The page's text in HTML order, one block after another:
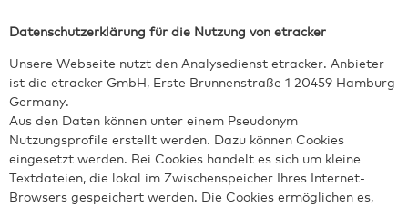
Datenschutzerklärung für die Nutzung von etracker
Unsere Webseite nutzt den Analysedienst etracker. Anbieter
ist die etracker GmbH, Erste Brunnenstraße 1 20459 Hamburg
Germany.
Aus den Daten können unter einem Pseudonym
Nutzungsprofile erstellt werden. Dazu können Cookies
eingesetzt werden. Bei Cookies handelt es sich um kleine
Textdateien, die lokal im Zwischenspeicher Ihres Internet-
Browsers gespeichert werden. Die Cookies ermöglichen es,